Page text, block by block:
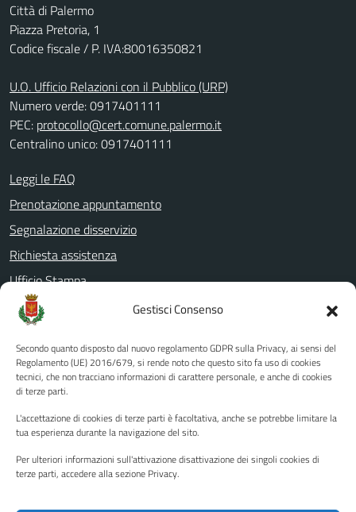
Gestisci Consenso
Secondo quanto disposto dal nuovo regolamento GDPR sulla Privacy, ai sensi del
Regolamento (UE) 2016/679, si rende noto che questo sito fa uso di cookies
tecnici, che non tracciano informazioni di carattere personale, e anche di cookies
di terze parti.
L'accettazione di cookies di terze parti è facoltativa, anche se potrebbe limitare la
tua esperienza durante la navigazione del sito.
Per ulteriori informazioni sull'attivazione disattivazione dei singoli cookies di
terze parti, accedere alla sezione Privacy.
Città di Palermo
Piazza Pretoria, 1
Codice fiscale / P. IVA:80016350821
U.O. Ufficio Relazioni con il Pubblico (URP)
Numero verde: 0917401111
PEC: protocollo@cert.comune.palermo.it
Centralino unico: 0917401111
Leggi le FAQ
Prenotazione appuntamento
Segnalazione disservizio
Richiesta assistenza
Ufficio Stampa
Amministrazione Trasparente
Albo pretorio
Informativa privacy
Note legali
Piano di miglioramento del sito